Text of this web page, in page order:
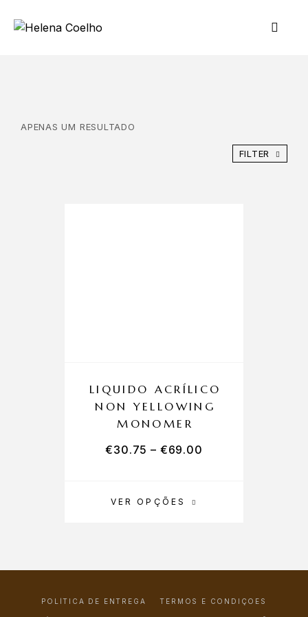
APENAS UM RESULTADO
FILTER
VER OPÇÕES
LIQUIDO ACRÍLICO
NON YELLOWING
MONOMER
€30.75 – €69.00
POLÍTICA DE ENTREGA TERMOS E CONDIÇÕES